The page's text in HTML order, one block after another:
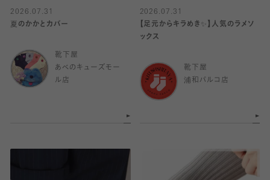
2026.07.31
夏のかかとカバー
靴下屋
あべのキューズモー
ル店
2026.07.31
【足元からキラめき✨️】人気のラメソ
ックス
靴下屋
浦和パルコ店